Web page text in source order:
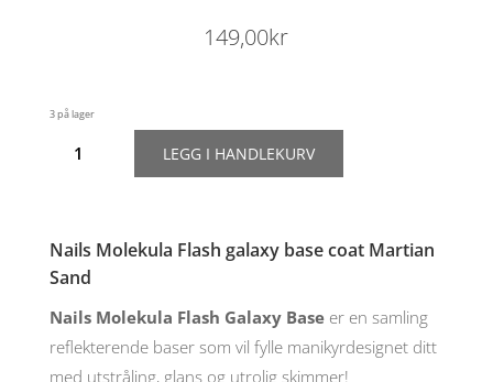
149,00kr
3 på lager
Molekula
"Martian
Sand",
antall
LEGG I HANDLEKURV
Nails Molekula Flash galaxy base coat Martian
Sand
Nails Molekula Flash Galaxy Baseer en samling
reflekterende baser som vil fylle manikyrdesignet ditt
med utstråling, glans og utrolig skimmer!